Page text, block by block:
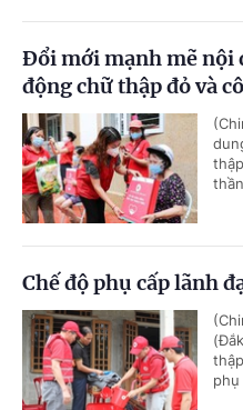
Đổi mới mạnh mẽ nội
động chữ thập đỏ và
Chế độ phụ cấp lãnh